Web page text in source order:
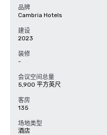
品牌
Cambria Hotels
建设
2023
装修
-
会议空间总量
5,900 平方英尺
客房
135
场地类型
酒店